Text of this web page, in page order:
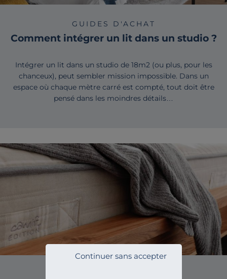
GUIDES D'ACHAT
Comment intégrer un lit dans un studio ?
Intégrer un lit dans un studio de 18m2 (ou plus, pour les
chanceux), peut sembler mission impossible. Dans un
espace où chaque mètre carré est compté, tout doit être
pensé dans les moindres détails…
Continuer sans accepter